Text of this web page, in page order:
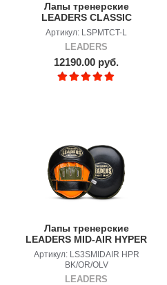
Лапы тренерские
LEADERS CLASSIC
Артикул: LSPMTCT-L
LEADERS
12190.00 руб.
Лапы тренерские
LEADERS MID-AIR HYPER
BK/OR/OLV
Артикул: LS3SMIDAIR HPR
BK/OR/OLV
LEADERS